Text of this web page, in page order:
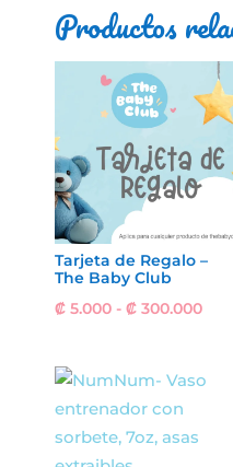
Productos
Tarjeta de Regalo –
The Baby Club
₡ 5.000 - ₡ 300.000
₡